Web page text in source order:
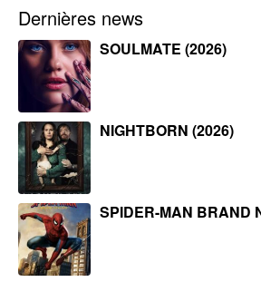
Dernières news
SOULMATE (2026)
NIGHTBORN (2026)
SPIDER-MAN BRAND